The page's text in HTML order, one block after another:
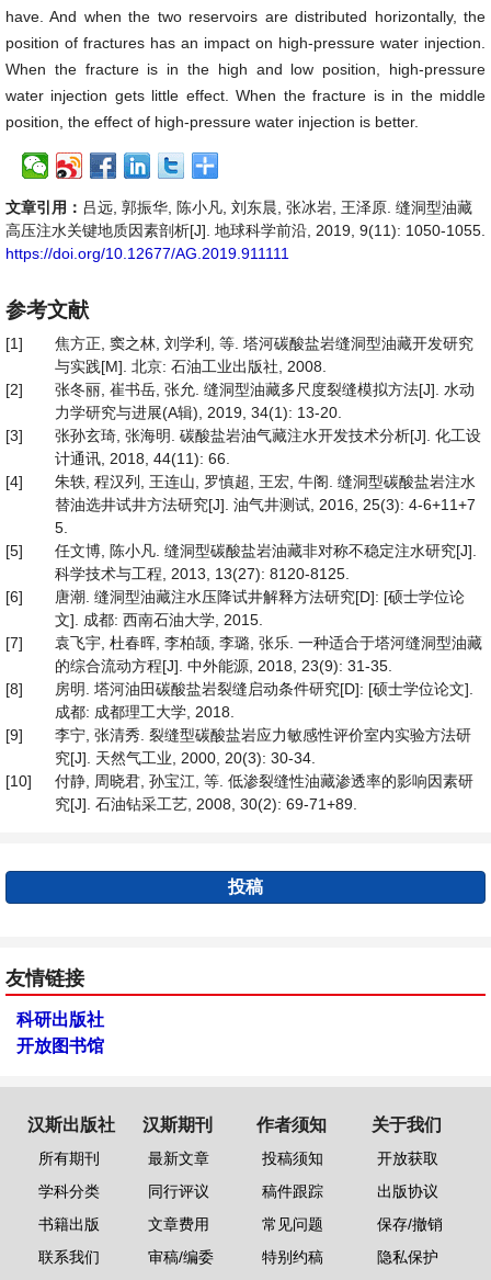
have. And when the two reservoirs are distributed horizontally, the
position of fractures has an impact on high-pressure water injection.
When the fracture is in the high and low position, high-pressure
water injection gets little effect. When the fracture is in the middle
position, the effect of high-pressure water injection is better.
文章引用： 吕远, 郭振华, 陈小凡, 刘东晨, 张冰岩, 王泽原. 缝洞型油藏
高压注水关键地质因素剖析[J]. 地球科学前沿, 2019, 9(11): 1050-1055.
https://doi.org/10.12677/AG.2019.911111
参考文献
[1]
焦方正, 窦之林, 刘学利, 等. 塔河碳酸盐岩缝洞型油藏开发研究
与实践[M]. 北京: 石油工业出版社, 2008.
[2]
张冬丽, 崔书岳, 张允. 缝洞型油藏多尺度裂缝模拟方法[J]. 水动
力学研究与进展(A辑), 2019, 34(1): 13-20.
[3]
张孙玄琦, 张海明. 碳酸盐岩油气藏注水开发技术分析[J]. 化工设
计通讯, 2018, 44(11): 66.
[4]
朱轶, 程汉列, 王连山, 罗慎超, 王宏, 牛阁. 缝洞型碳酸盐岩注水
替油选井试井方法研究[J]. 油气井测试, 2016, 25(3): 4-6+11+7
5.
[5]
任文博, 陈小凡. 缝洞型碳酸盐岩油藏非对称不稳定注水研究[J].
科学技术与工程, 2013, 13(27): 8120-8125.
[6]
唐潮. 缝洞型油藏注水压降试井解释方法研究[D]: [硕士学位论
文]. 成都: 西南石油大学, 2015.
[7]
袁飞宇, 杜春晖, 李柏颉, 李璐, 张乐. 一种适合于塔河缝洞型油藏
的综合流动方程[J]. 中外能源, 2018, 23(9): 31-35.
[8]
房明. 塔河油田碳酸盐岩裂缝启动条件研究[D]: [硕士学位论文].
成都: 成都理工大学, 2018.
[9]
李宁, 张清秀. 裂缝型碳酸盐岩应力敏感性评价室内实验方法研
究[J]. 天然气工业, 2000, 20(3): 30-34.
[10]
付静, 周晓君, 孙宝江, 等. 低渗裂缝性油藏渗透率的影响因素研
究[J]. 石油钻采工艺, 2008, 30(2): 69-71+89.
投稿
友情链接
科研出版社
开放图书馆
汉斯出版社
所有期刊
学科分类
书籍出版
联系我们
汉斯期刊
最新文章
同行评议
文章费用
审稿/编委
作者须知
投稿须知
稿件跟踪
常见问题
特别约稿
关于我们
开放获取
出版协议
保存/撤销
隐私保护